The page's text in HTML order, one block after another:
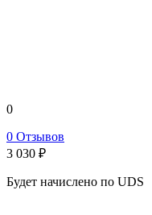
0
0 Отзывов
3 030 ₽
Будет начислено по UDS